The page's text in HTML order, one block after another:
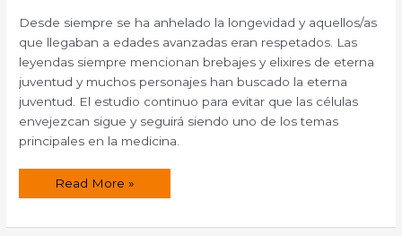
Desde siempre se ha anhelado la longevidad y aquellos/as
que llegaban a edades avanzadas eran respetados. Las
leyendas siempre mencionan brebajes y elixires de eterna
juventud y muchos personajes han buscado la eterna
juventud. El estudio continuo para evitar que las células
envejezcan sigue y seguirá siendo uno de los temas
principales en la medicina.
El
suplementos.
Read More »